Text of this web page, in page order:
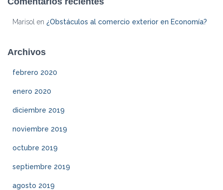
Marisol en ¿Obstáculos al comercio exterior en Economía?
Archivos
febrero 2020
enero 2020
diciembre 2019
noviembre 2019
octubre 2019
septiembre 2019
agosto 2019